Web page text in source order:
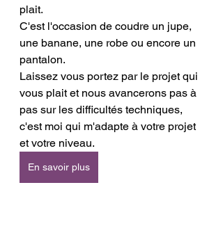
plait.
C'est l'occasion de coudre un jupe,
une banane, une robe ou encore un
pantalon.
Laissez vous portez par le projet qui
vous plait et nous avancerons pas à
pas sur les difficultés techniques,
c'est moi qui m'adapte à votre projet
et votre niveau.
En savoir plus